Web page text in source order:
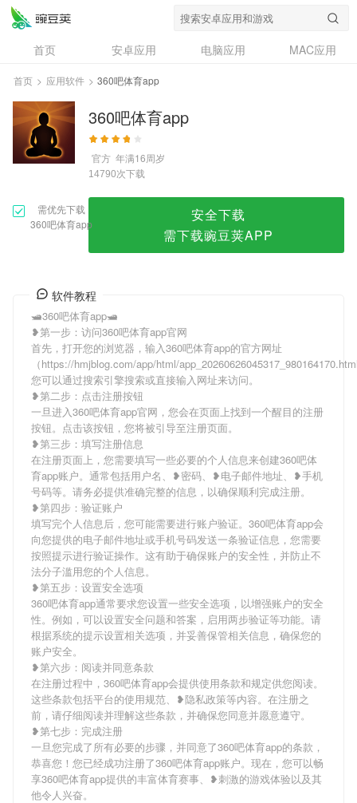
首页 安卓应用 电脑应用
MAC应用
资讯
专题
问答
首页 > 应用软件 > 360吧体育app
360吧体育app
官方 年满16周岁
14790次下载
需优先下载
360吧体育app
安全下载
需下载豌豆荚APP
软件教程
🛥360吧体育app🛥
❥第一步：访问360吧体育app官网
首先，打开您的浏览器，输入360吧体育app的官方网址
（https://hmjblog.com/app/html/
您可以通过搜索引擎搜索或直接输入网址来访问。
❥第二步：点击注册按钮
一旦进入360吧体育app官网，您会在页面上找到一个醒目的注册
按钮。点击该按钮，您将被引导至注册页面。
❥第三步：填写注册信息
在注册页面上，您需要填写一些必要的个人信息来创建360吧体
育app账户。通常包括用户名、❥密码、❥电子邮件地址、❥手机
号码等。请务必提供准确完整的信息，以确保顺利完成注册。
❥第四步：验证账户
填写完个人信息后，您可能需要进行账户验证。360吧体育app会
向您提供的电子邮件地址或手机号码发送一条验证信息，您需要
按照提示进行验证操作。这有助于确保账户的安全性，并防止不
法分子滥用您的个人信息。
❥第五步：设置安全选项
360吧体育app通常要求您设置一些安全选项，以增强账户的安全
性。例如，可以设置安全问题和答案，启用两步验证等功能。请
根据系统的提示设置相关选项，并妥善保管相关信息，确保您的
账户安全。
❥第六步：阅读并同意条款
在注册过程中，360吧体育app会提供使用条款和规定供您阅读。
这些条款包括平台的使用规范、❥隐私政策等内容。在注册之
前，请仔细阅读并理解这些条款，并确保您同意并愿意遵守。
❥第七步：完成注册
一旦您完成了所有必要的步骤，并同意了360吧体育app的条款，
恭喜您！您已经成功注册了360吧体育app账户。现在，您可以畅
享360吧体育app提供的丰富体育赛事、❥刺激的游戏体验以及其
他令人兴奋。